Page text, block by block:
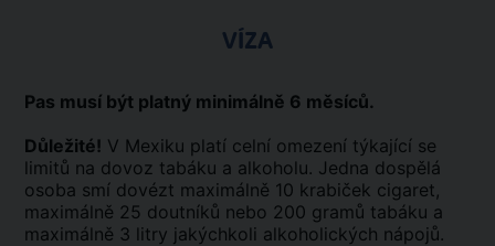
VÍZA
Pas musí být platný minimálně 6 měsíců.
Důležité! V Mexiku platí celní omezení týkající se
limitů na dovoz tabáku a alkoholu. Jedna dospělá
osoba smí dovézt maximálně 10 krabiček cigaret,
maximálně 25 doutníků nebo 200 gramů tabáku a
maximálně 3 litry jakýchkoli alkoholických nápojů.